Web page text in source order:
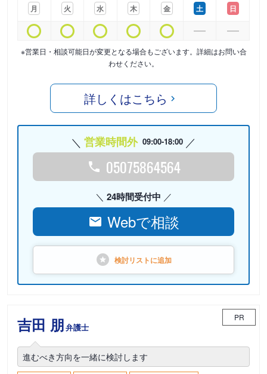
月
火
水
木
金
土
日
※営業日・相談可能日が変更となる場合もございます。詳細はお問い合
わせください。
詳しくはこちら
営業時間外 09:00-18:00
05075864564
24時間受付中
Webで相談
検討リストに追加
吉田 朋弁護士
PR
進むべき方向を一緒に検討します